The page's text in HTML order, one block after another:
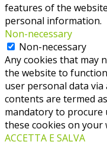
features of the
personal information.
Non-necessary
Non-necessary
Any cookies that may
the website to
user personal data via
contents are termed
mandatory to
these cookies on your
ACCETTA E SALVA